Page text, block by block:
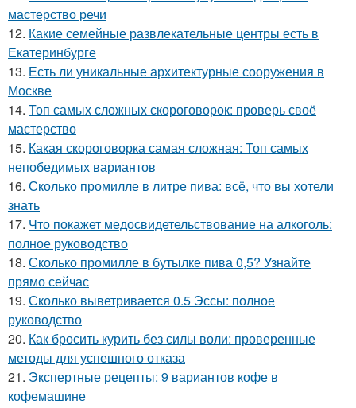
мастерство речи
12. Какие семейные развлекательные центры есть в
Екатеринбурге
13. Есть ли уникальные архитектурные сооружения в
Москве
14. Топ самых сложных скороговорок: проверь своё
мастерство
15. Какая скороговорка самая сложная: Топ самых
непобедимых вариантов
16. Сколько промилле в литре пива: всё, что вы хотели
знать
17. Что покажет медосвидетельствование на алкоголь:
полное руководство
18. Сколько промилле в бутылке пива 0,5? Узнайте
прямо сейчас
19. Сколько выветривается 0.5 Эссы: полное
руководство
20. Как бросить курить без силы воли: проверенные
методы для успешного отказа
21. Экспертные рецепты: 9 вариантов кофе в
кофемашине